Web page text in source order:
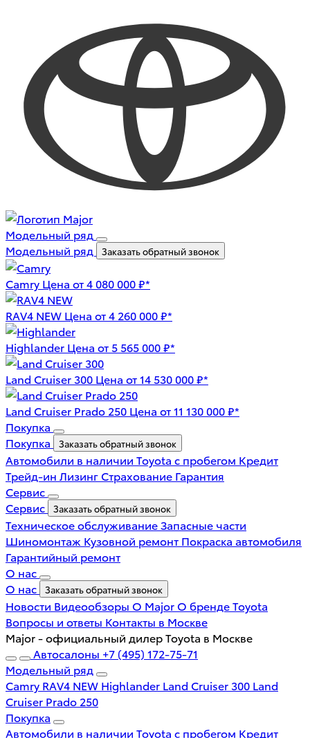
Модельный ряд
Модельный ряд
Заказать обратный звонок
Camry Цена от 4 080 000 ₽*
RAV4 NEW Цена от 4 260 000 ₽*
Highlander Цена от 5 565 000 ₽*
Land Cruiser 300 Цена от 14 530 000 ₽*
Land Cruiser Prado 250 Цена от 11 130 000 ₽*
Покупка
Покупка
Заказать обратный звонок
Автомобили в наличии Toyota с пробегом Кредит
Трейд-ин Лизинг Страхование Гарантия
Сервис
Сервис
Заказать обратный звонок
Техническое обслуживаниеЗапасные части
Шиномонтаж Кузовной ремонт Покраска автомобиля
Гарантийный ремонт
О нас
О нас
Заказать обратный звонок
Новости Видеообзоры О Major О бренде Toyota
Вопросы и ответы Контакты в Москве
Major - официальный дилер Toyota в Москве
Автосалоны +7 (495) 172-75-71
Модельный ряд
Camry RAV4 NEW Highlander Land Cruiser 300 Land
Cruiser Prado 250
Покупка
Автомобили в наличии Toyota с пробегом Кредит